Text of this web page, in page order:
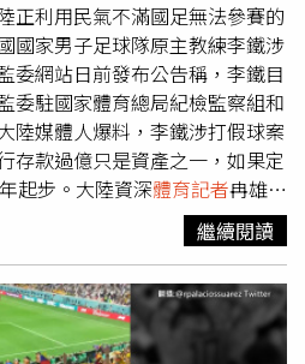
正利用民氣不滿國足無法參賽的
國家男子足球隊原主教練李鐵涉
委網站日前發布公告稱，李鐵目
委駐國家體育總局紀檢監察組和
陸媒體人爆料，李鐵涉打假球案
存款過億只是資產之一，如果定
起步。大陸資深體育記者冉雄飛
提到了李鐵案件當中最大的問
列舉了2019賽季武漢卓爾與天
有可能是假球。涉嫌參與2019
武漢卓爾、天津權健還有一支南
互之間的遊說照應，在2019賽
繼續閱讀